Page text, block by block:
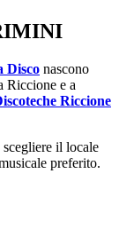
Disco nascono
Riccione e a
Riccione
il locale
preferito.